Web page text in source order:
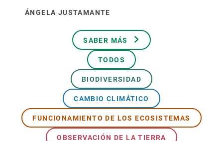
ÁNGELA JUSTAMANTE
SABER MÁS
TODOS
BIODIVERSIDAD
CAMBIO CLIMÁTICO
FUNCIONAMIENTO DE LOS ECOSISTEMAS
OBSERVACIÓN DE LA TIERRA